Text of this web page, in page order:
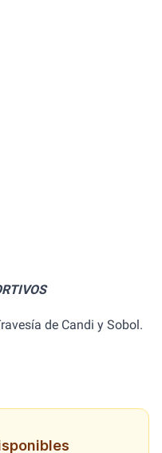
de Candi y Sobol.